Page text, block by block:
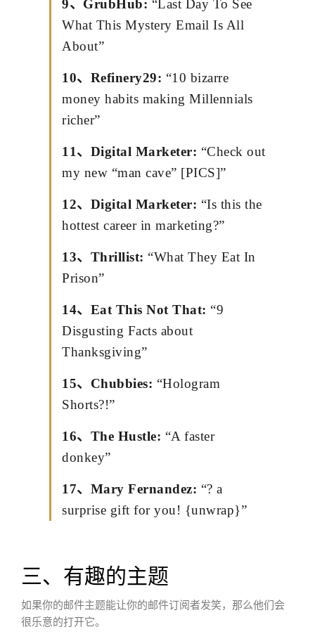
9、GrubHub: “Last Day To See
What This Mystery Email Is All
About”
10、Refinery29: “10 bizarre
money habits making Millennials
richer”
11、Digital Marketer: “Check out
my new “man cave” [PICS]”
12、Digital Marketer: “Is this the
hottest career in marketing?”
13、Thrillist: “What They Eat In
Prison”
14、Eat This Not That: “9
Disgusting Facts about
Thanksgiving”
15、Chubbies: “Hologram
Shorts?!”
16、The Hustle: “A faster
donkey”
17、Mary Fernandez: “? a
surprise gift for you! {unwrap}”
三、有趣的主题
如果你的邮件主题能让你的邮件订阅者发笑，那么他们会
很乐意的打开它。